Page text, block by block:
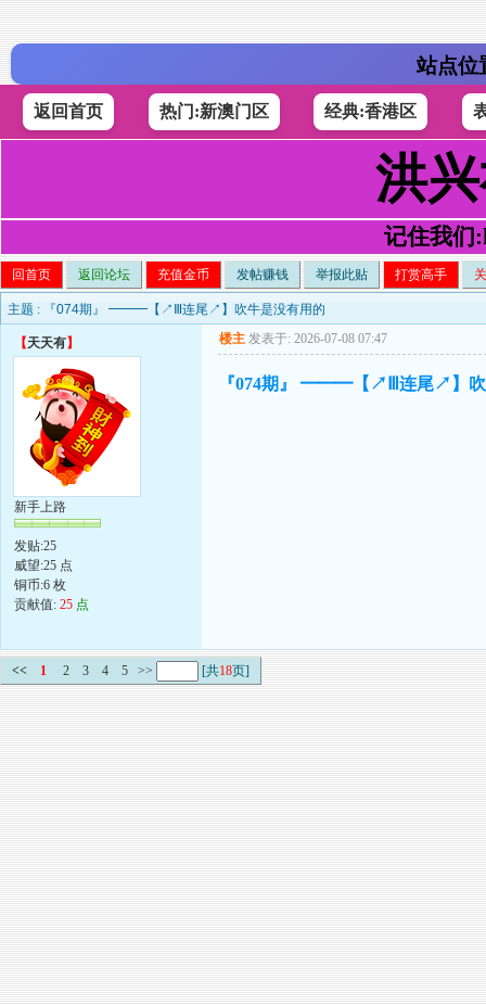
站点位
返回首页 热门:新澳门区 经典:香港区
洪
记住我们
回首页 返回论坛 充值金币 发帖赚钱 举报此贴 打赏高手
主题 : 『074期』 ━━━【↗Ⅲ连尾↗】吹牛是没有用的
【天天有】
新手上路
发贴:25
威望:25 点
铜币:6 枚
贡献值: 25 点
楼主 发表于: 2026-07-08 07:47
『074期』 ━━━【↗Ⅲ连尾↗】吹
<< 1 2 3 4 5 >> [共18页]